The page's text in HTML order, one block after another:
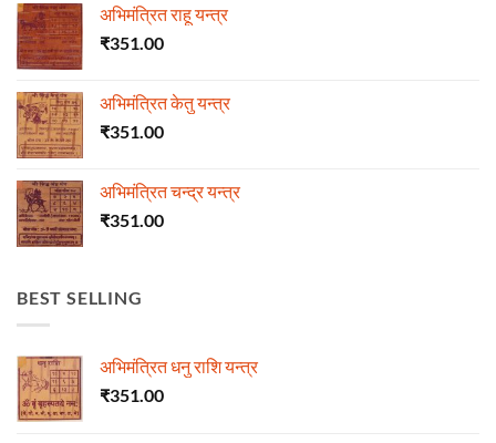
अभिमंत्रित राहू यन्त्र
₹351.00
अभिमंत्रित केतु यन्त्र
₹351.00
अभिमंत्रित चन्द्र यन्त्र
₹351.00
BEST SELLING
अभिमंत्रित धनु राशि यन्त्र
₹351.00